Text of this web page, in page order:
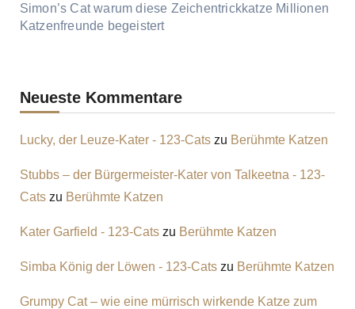
Simon’s Cat warum diese Zeichentrickkatze Millionen
Katzenfreunde begeistert
Neueste Kommentare
Lucky, der Leuze-Kater - 123-Catszu Berühmte Katzen
Stubbs – der Bürgermeister-Kater von Talkeetna - 123-
Catszu Berühmte Katzen
Kater Garfield - 123-Catszu Berühmte Katzen
Simba König der Löwen - 123-Catszu Berühmte Katzen
Grumpy Cat – wie eine mürrisch wirkende Katze zum